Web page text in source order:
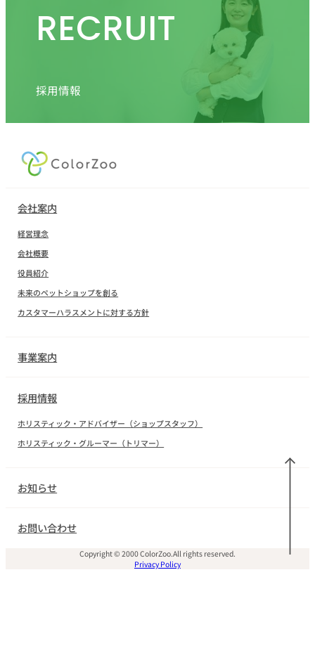
RECRUIT
採用情報
会社案内
経営理念
会社概要
役員紹介
未来のペットショップを創る
カスタマーハラスメントに対する方針
事業案内
採用情報
ホリスティック・アドバイザー（ショップスタッフ）
ホリスティック・グルーマー（トリマー）
お知らせ
お問い合わせ
Copyright © 2000 ColorZoo.All rights reserved.
Privacy Policy